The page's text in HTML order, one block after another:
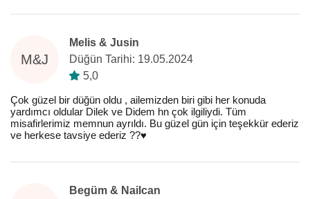
M&J
Melis & Jusin
Düğün Tarihi: 19.05.2024
5,0
Çok güzel bir düğün oldu , ailemizden biri gibi her konuda
yardımcı oldular Dilek ve Didem hn çok ilgiliydi. Tüm
misafirlerimiz memnun ayrıldı. Bu güzel gün için teşekkür ederiz
ve herkese tavsiye ederiz ??♥️
Begüm & Nailcan